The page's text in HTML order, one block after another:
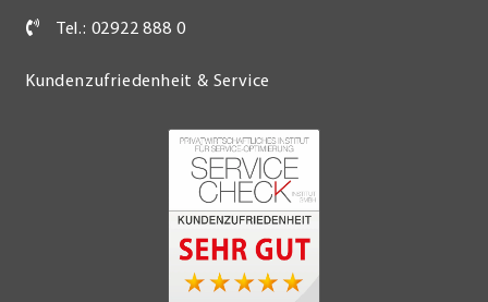
Tel.: 02922 888 0
Kundenzufriedenheit & Service